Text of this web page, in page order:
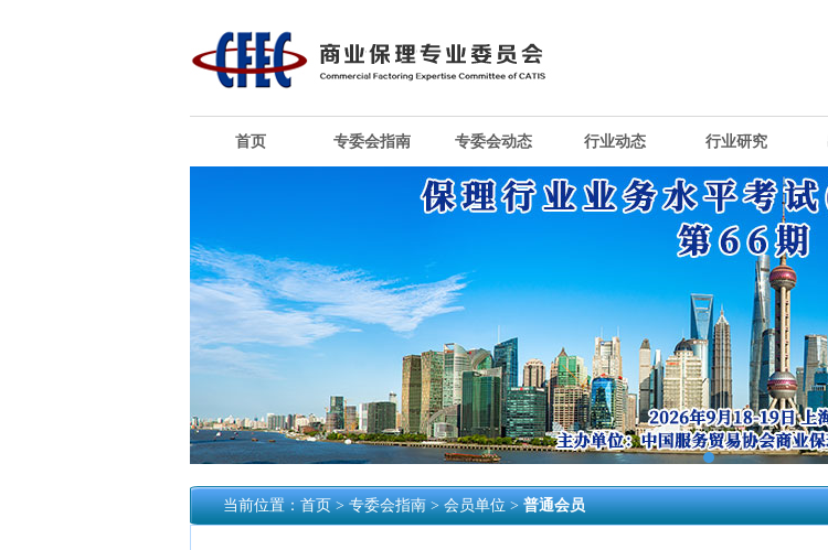
首页 专委会指南 专委会动态 行业动态 行业研究
当前位置：首页> 专委会指南 > 会员单位 >普通会员